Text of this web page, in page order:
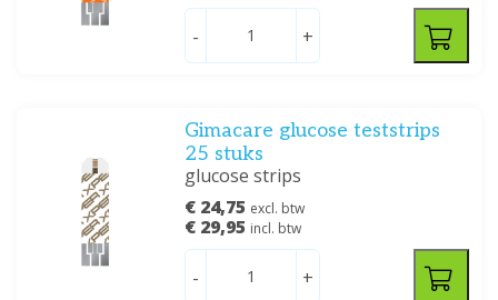
- +
Gimacare glucose teststrips
25 stuks
glucose strips
€ 24,75 excl. btw
€ 29,95 incl. btw
- +